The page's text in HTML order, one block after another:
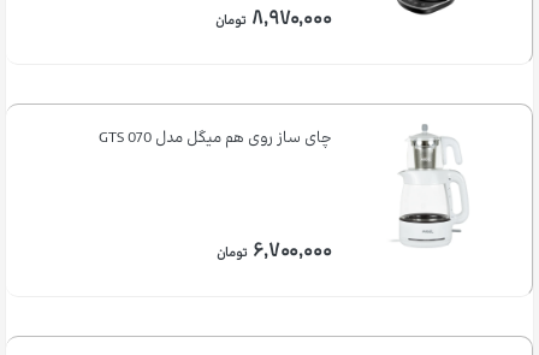
۸,۹۷۰,۰۰۰ تومان
چای ساز روی هم میگل مدل GTS 070
۶,۷۰۰,۰۰۰ تومان